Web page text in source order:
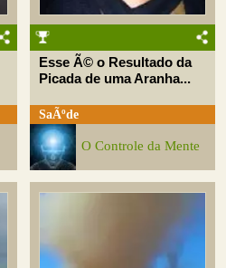
Esse Ã© o Resultado da
Picada de uma Aranha...
SaÃºde
O Controle da Mente